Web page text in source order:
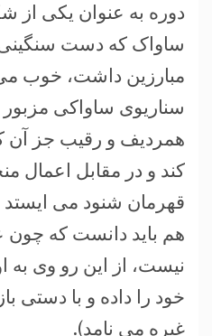
دوره به عنوان یکی از
ساواک که دست
مبارزین داشت، خوب
سناریوی ساواکی
همردیف و رقیب جز آن
کند و در مقابل اعمال
قهرمان شنود می ایستد
هم باید دانست که
نیست، از این رو وی
خود را داده و با دستی
غیره می نامد).